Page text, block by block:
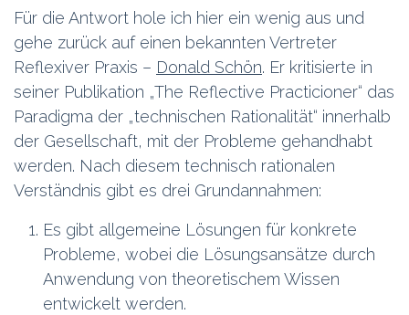
Für die Antwort hole ich hier ein wenig aus und
gehe zurück auf einen bekannten Vertreter
Reflexiver Praxis – Donald Schön. Er kritisierte in
seiner Publikation „The Reflective Practicioner“ das
Paradigma der „technischen Rationalität“ innerhalb
der Gesellschaft, mit der Probleme gehandhabt
werden. Nach diesem technisch rationalen
Verständnis gibt es drei Grundannahmen:
Es gibt allgemeine Lösungen für konkrete
Probleme, wobei die Lösungsansätze durch
Anwendung von theoretischem Wissen
entwickelt werden.